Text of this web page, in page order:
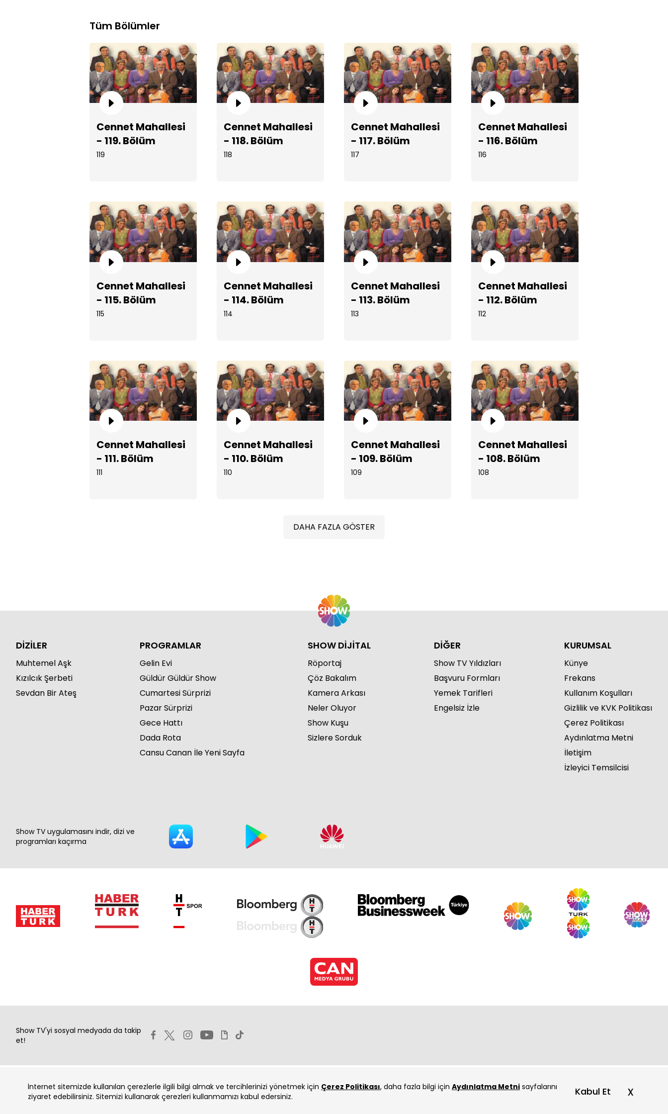
Cennet Mahallesi - 116. Bölüm
Cennet Mahallesi - 114. Bölüm
Cennet Mahallesi - 113. Bölüm
Tüm Bölümler
Cennet Mahallesi
- 119. Bölüm
119
Cennet Mahallesi
- 118. Bölüm
118
Cennet Mahallesi
- 117. Bölüm
117
Cennet Mahallesi
- 116. Bölüm
116
Cennet Mahallesi
- 115. Bölüm
115
Cennet Mahallesi
- 114. Bölüm
114
Cennet Mahallesi
- 113. Bölüm
113
Cennet Mahallesi
- 112. Bölüm
112
Cennet Mahallesi
- 111. Bölüm
111
Cennet Mahallesi
- 110. Bölüm
110
Cennet Mahallesi
- 109. Bölüm
109
Cennet Mahallesi
- 108. Bölüm
108
DAHA FAZLA GÖSTER
İnternet sitemizde kullanılan çerezlerle ilgili bilgi almak ve tercihlerinizi yönetmek için Çerez Politikası, daha fazla bilgi için Aydınlatma Metni sayfalarını
ziyaret edebilirsiniz. Sitemizi kullanarak çerezleri kullanmamızı kabul edersiniz.
Kabul Et x
DİZİLER
Muhtemel Aşk
Kızılcık Şerbeti
Sevdan Bir Ateş
PROGRAMLAR
Gelin Evi
Güldür Güldür Show
Cumartesi Sürprizi
Pazar Sürprizi
Gece Hattı
Dada Rota
Cansu Canan İle Yeni Sayfa
SHOW DİJİTAL
Röportaj
Çöz Bakalım
Kamera Arkası
Neler Oluyor
Show Kuşu
Sizlere Sorduk
DİĞER
Show TV Yıldızları
Başvuru Formları
Yemek Tarifleri
Engelsiz İzle
KURUMSAL
Künye
Frekans
Kullanım Koşulları
Gizlilik ve KVK Politikası
Çerez Politikası
Aydınlatma Metni
İletişim
İzleyici Temsilcisi
Show TV uygulamasını indir, dizi ve
programları kaçırma
Show TV'yi sosyal medyada da takip
et!
Copyright 2026 Show Televizyon Yayıncılık A.Ş.